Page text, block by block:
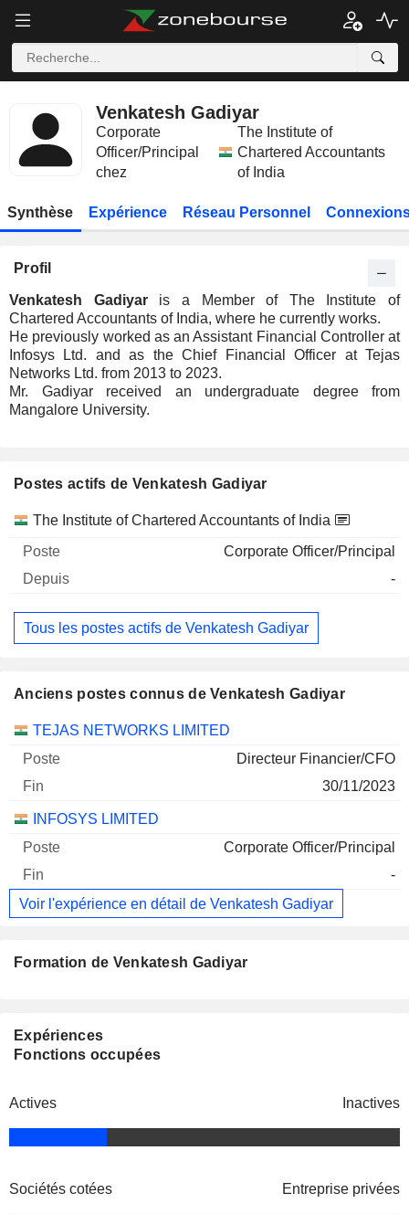
Venkatesh Gadiyar
Corporate
Officer/Principal
chez
The Institute of
Chartered Accountants
of India
Synthèse Expérience Réseau Personnel
Profil
Venkatesh Gadiyaris a Member of The Institute of
Chartered Accountants of India, where he currently works.
He previously worked as an Assistant Financial Controller at
Infosys Ltd. and as the Chief Financial Officer at Tejas
Networks Ltd. from 2013 to 2023.
Mr. Gadiyar received an undergraduate degree from
Mangalore University.
Postes actifs de Venkatesh Gadiyar
Sociétés Poste Début
The Institute of Chartered Accountants of India
Corporate Officer/Principal
-
Tous les postes actifs de Venkatesh Gadiyar
Anciens postes connus de Venkatesh Gadiyar
Sociétés Poste Fin
TEJAS NETWORKS LIMITED
Directeur Financier/CFO
30/11/2023
INFOSYS LIMITED
Corporate Officer/Principal
-
Voir l'expérience en détail de Venkatesh Gadiyar
Formation de Venkatesh Gadiyar
Expériences
Fonctions occupées
Actives Inactives
Sociétés cotées Entreprise privées